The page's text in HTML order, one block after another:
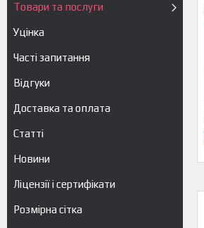
Товари та послуги
Уцінка
Часті запитання
Відгуки
Доставка та оплата
Статті
Новини
Ліцензії і сертифікати
Розмірна сітка